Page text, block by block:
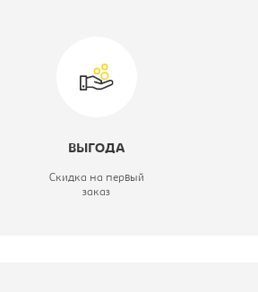
ВЫГОДА
Скидка на первый
заказ